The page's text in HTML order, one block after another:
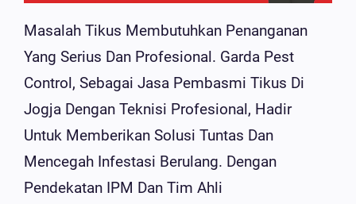
Masalah Tikus Membutuhkan Penanganan
Yang Serius Dan Profesional. Garda Pest
Control, Sebagai Jasa Pembasmi Tikus Di
Jogja Dengan Teknisi Profesional, Hadir
Untuk Memberikan Solusi Tuntas Dan
Mencegah Infestasi Berulang. Dengan
Pendekatan IPM Dan Tim Ahli